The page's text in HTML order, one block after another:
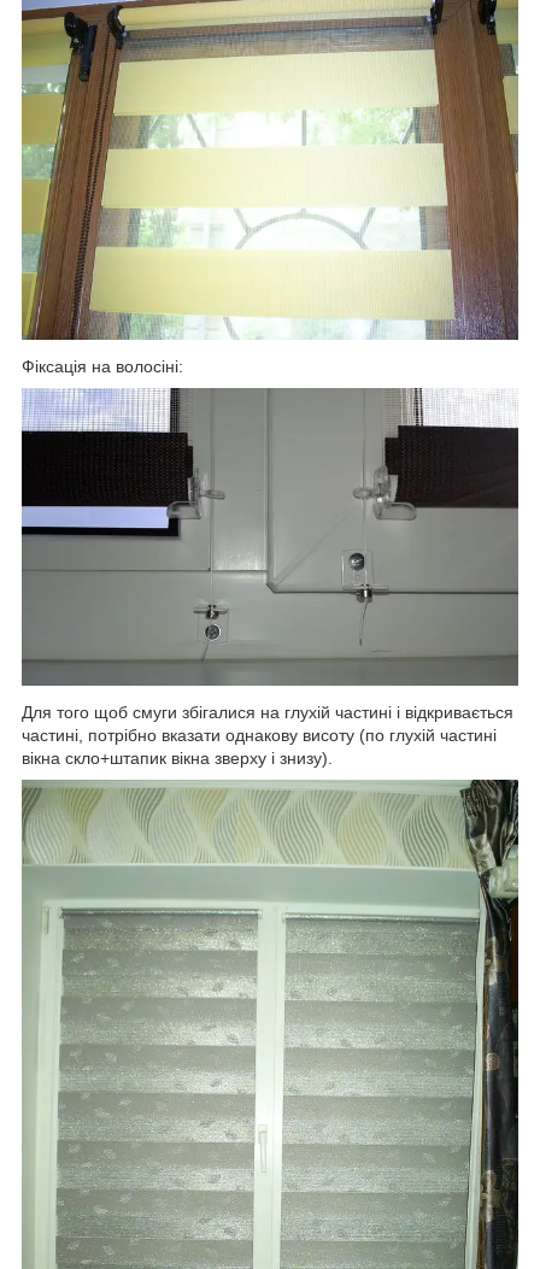
Фіксація на волосіні:
Для того щоб смуги збігалися на глухій частині і відкривається
частині, потрібно вказати однакову висоту (по глухій частині
вікна скло+штапик вікна зверху і знизу).